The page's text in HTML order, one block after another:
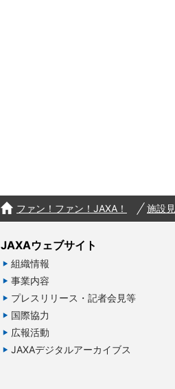
ファン！ファン！JAXA！ 施設
JAXAウェブサイト
組織情報
事業内容
プレスリリース・記者会見等
国際協力
広報活動
JAXAデジタルアーカイブス